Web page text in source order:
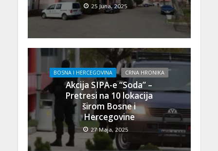
25 Juna, 2025
BOSNA I HERCEGOVINA CRNA HRONIKA
Akcija SIPA-e “Soda” –
Pretresi na 10 lokacija
širom Bosne i
Hercegovine
27 Maja, 2025